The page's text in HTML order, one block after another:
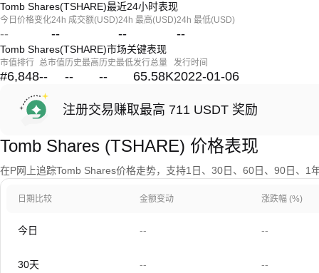
Tomb Shares(TSHARE)最近24小时表现
今日价格变化
--
24h 成交额(USD)
--
24h 最高(USD)
--
24h 最低(USD)
--
Tomb Shares(TSHARE)市场关键表现
市值排行
#6,848
总市值
--
历史最高
--
历史最低
--
发行总量
65.58K
发行时间
2022-01-06
注册交易赚取最高 711 USDT 奖励
Tomb Shares (TSHARE) 价格表现
在P网上追踪Tomb Shares价格走势，支持1日、30日、60日、90日、1
日期比较 金额变动 涨跌幅 (%)
今日 -- --
30天 -- --